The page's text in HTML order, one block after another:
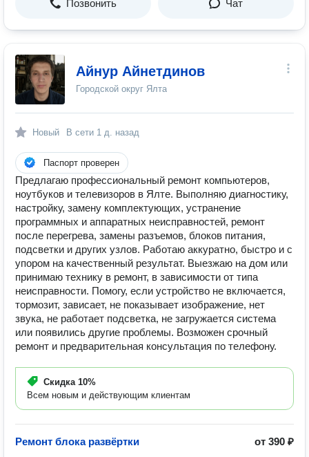
Позвонить Чат
Айнур Айнетдинов
Городской округ Ялта
Новый В сети 1 д. назад
Паспорт проверен
Предлагаю профессиональный ремонт компьютеров,
ноутбуков и телевизоров в Ялте. Выполняю диагностику,
настройку, замену комплектующих, устранение
программных и аппаратных неисправностей, ремонт
после перегрева, замены разъемов, блоков питания,
подсветки и других узлов. Работаю аккуратно, быстро и с
упором на качественный результат. Выезжаю на дом или
принимаю технику в ремонт, в зависимости от типа
неисправности. Помогу, если устройство не включается,
тормозит, зависает, не показывает изображение, нет
звука, не работает подсветка, не загружается система
или появились другие проблемы. Возможен срочный
ремонт и предварительная консультация по телефону.
Скидка 10%
Всем новым и действующим клиентам
Ремонт блока развёртки от 390 ₽